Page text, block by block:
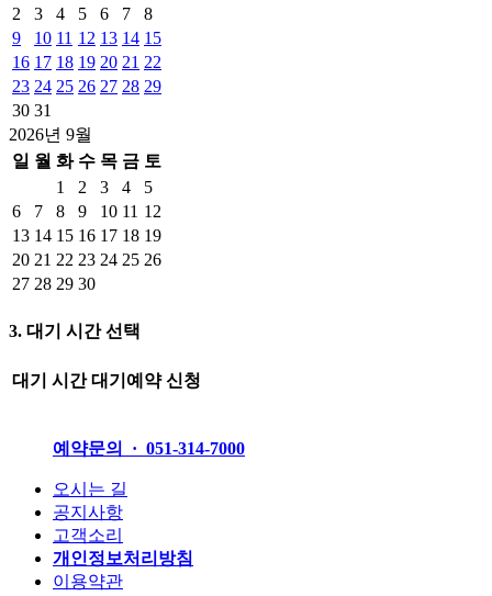
2
3 4 5 6 7
8
9
10 11 12 13 14 15
16 17 18 19 20 21 22
23 24 25 26 27 28 29
30 31
2026년 9월
일 월 화 수 목 금 토
1
2 3 4
5
6
7 8 9 10 11 12
13 14 15 16 17 18 19
20 21 22 23 24 25 26
27 28 29 30
3. 대기 시간 선택
대기 시간 대기예약 신청
예약문의 · 051-314-7000
오시는 길
공지사항
고객소리
개인정보처리방침
이용약관